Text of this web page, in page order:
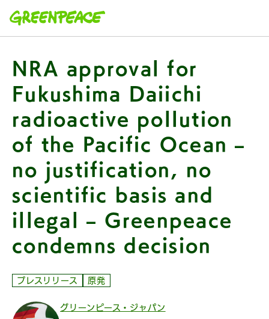
NRA approval for
Fukushima Daiichi
radioactive pollution
of the Pacific Ocean –
no justification, no
scientific basis and
illegal – Greenpeace
condemns decision
プレスリリース 原発
グリーンピース・ジャパン